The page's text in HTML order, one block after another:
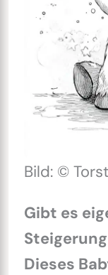
Bild: ©
Gibt es
Dieses